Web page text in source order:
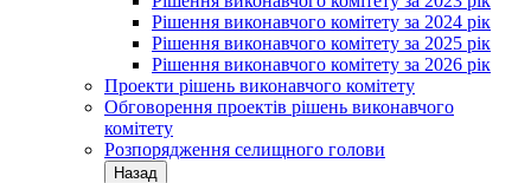
Рішення виконавчого комітету за 2024 рік
Рішення виконавчого комітету за 2025 рік
Рішення виконавчого комітету за 2026 рік
Проекти рішень виконавчого комітету
Обговорення проектів рішень виконавчого
комітету
Розпорядження селищного голови
Назад